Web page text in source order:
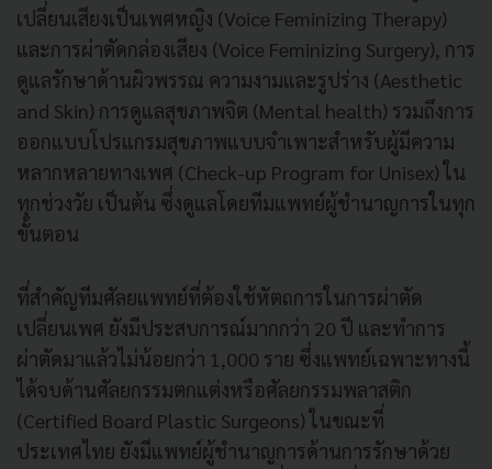
เปลี่ยนเสียงเป็นเพศหญิง (Voice Feminizing Therapy)
และการผ่าตัดกล่องเสียง (Voice Feminizing Surgery), การ
ดูแลรักษาด้านผิวพรรณ ความงามและรูปร่าง (Aesthetic
and Skin) การดูแลสุขภาพจิต (Mental health) รวมถึงการ
ออกแบบโปรแกรมสุขภาพแบบจำเพาะสำหรับผู้มีความ
หลากหลายทางเพศ (Check-up Program for Unisex) ใน
ทุกช่วงวัย เป็นต้น ซึ่งดูแลโดยทีมแพทย์ผู้ชำนาญการในทุก
ขั้นตอน
ที่สำคัญทีมศัลยแพทย์ที่ต้องใช้หัตถการในการผ่าตัด
เปลี่ยนเพศ ยังมีประสบการณ์มากกว่า 20 ปี และทำการ
ผ่าตัดมาแล้วไม่น้อยกว่า 1,000 ราย ซึ่งแพทย์เฉพาะทางนี้
ได้จบด้านศัลยกรรมตกแต่งหรือศัลยกรรมพลาสติก
(Certified Board Plastic Surgeons) ในขณะที่
ประเทศไทย ยังมีแพทย์ผู้ชำนาญการด้านการรักษาด้วย